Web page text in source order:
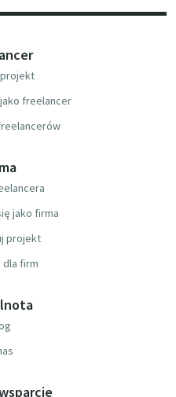
freelancer
jako firma
projekt
dla firm